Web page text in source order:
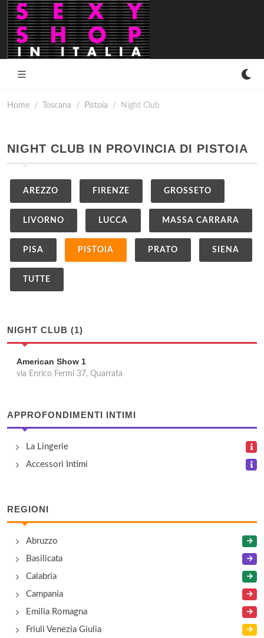
Home Toscana Pistoia Night Club
NIGHT CLUB IN PROVINCIA DI PISTOIA
AREZZO FIRENZE GROSSETO
LIVORNO LUCCA MASSA CARRARA
PISA PISTOIA PRATO SIENA
TUTTE
NIGHT CLUB (1)
American Show 1
via Enrico Fermi 37, Quarrata
APPROFONDIMENTI INTIMI
La Lingerie
Accessori Intimi
REGIONI
Abruzzo
Basilicata
Calabria
Campania
Emilia Romagna
Friuli Venezia Giulia